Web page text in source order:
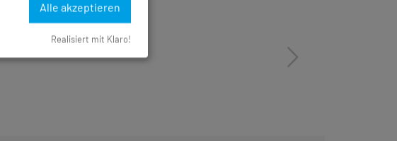
Alle akzeptieren
Realisiert mit Klaro!